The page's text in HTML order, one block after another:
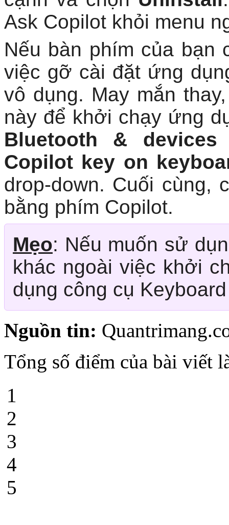
Nếu bàn phím của bạn
việc gỡ cài đặt ứng
vô dụng. May mắn
này để khởi chạy ứng
Bluetooth &
Copilot key on
drop-down. Cuối cùng,
bằng phím Copilot.
Mẹo : Nếu muốn sử
khác ngoài việc khởi
dụng công cụ
Nguồn tin:
Tổng số điểm của bài viết
1
3
4
5
Tweet